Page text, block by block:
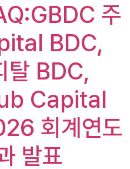
주
BDC,
탈 BDC,
Capital
회계연도
발표